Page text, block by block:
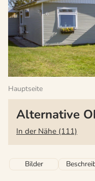
Hauptseite
Alternative
In der Nähe (111)
Bilder